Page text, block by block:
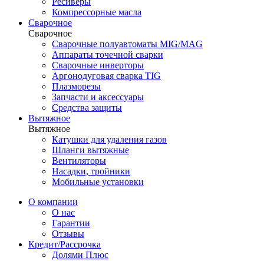
Компрессорные масла
Сварочное
Сварочное
Сварочные полуавтоматы MIG/MAG
Аппараты точечной сварки
Сварочные инверторы
Аргонодуговая сварка TIG
Плазморезы
Запчасти и аксессуары
Средства защиты
Вытяжное
Вытяжное
Катушки для удаления газов
Шланги вытяжные
Вентиляторы
Насадки, тройники
Мобильные установки
О компании
О нас
Гарантии
Отзывы
Кредит/Рассрочка
Долями Плюс